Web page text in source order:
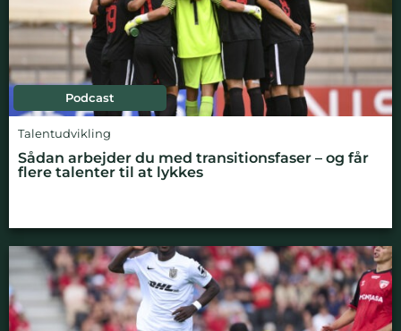
Podcast
Talentudvikling
Sådan arbejder du med transitionsfaser – og får
flere talenter til at lykkes